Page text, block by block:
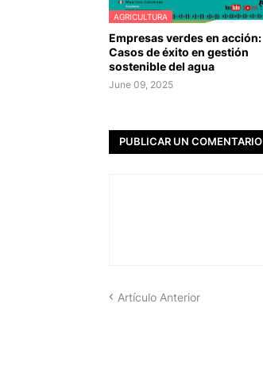
AGRICULTURA
Empresas verdes en acción:
Casos de éxito en gestión
sostenible del agua
June 09, 2025
PUBLICAR UN COMENTARIO
Artículo Anterior